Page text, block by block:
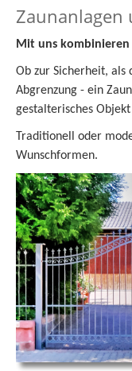
Zaunanlagen
Mit uns
Ob zur Sicherheit, als
Abgrenzung - ein
gestalterisches
Traditionell oder
Wunschformen.